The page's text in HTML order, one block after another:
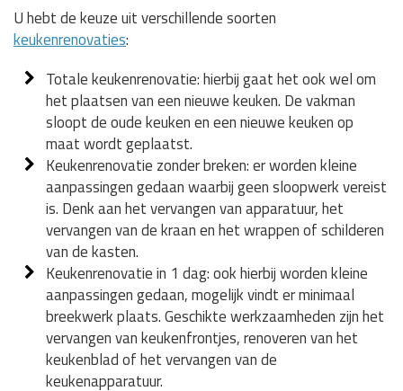
U hebt de keuze uit verschillende soorten
keukenrenovaties:
Totale keukenrenovatie: hierbij gaat het ook wel om
het plaatsen van een nieuwe keuken. De vakman
sloopt de oude keuken en een nieuwe keuken op
maat wordt geplaatst.
Keukenrenovatie zonder breken: er worden kleine
aanpassingen gedaan waarbij geen sloopwerk vereist
is. Denk aan het vervangen van apparatuur, het
vervangen van de kraan en het wrappen of schilderen
van de kasten.
Keukenrenovatie in 1 dag: ook hierbij worden kleine
aanpassingen gedaan, mogelijk vindt er minimaal
breekwerk plaats. Geschikte werkzaamheden zijn het
vervangen van keukenfrontjes, renoveren van het
keukenblad of het vervangen van de
keukenapparatuur.